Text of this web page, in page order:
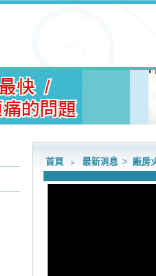
首頁 ﹥ 最新消息 > 廠房